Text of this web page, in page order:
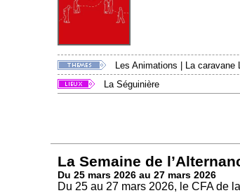
Les Animations
La caravane
La Séguinière
La Semaine de
Du 25 mars 2026 au 27 mars 2026
Du 25 au 27 mars 2026, le CFA de